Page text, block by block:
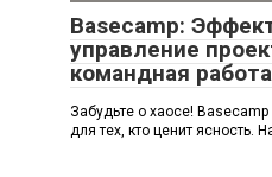
Basecamp:
управление
командная работа
Забудьте о хаосе!
для тех, кто ценит ясность.